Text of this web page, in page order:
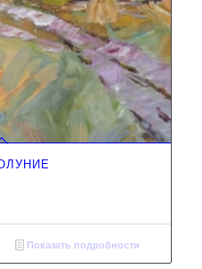
Показать подробности